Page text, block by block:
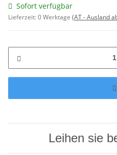
Sofort verfügbar
Lieferzeit:0 Werktage (AT - Ausland
Leihen sie